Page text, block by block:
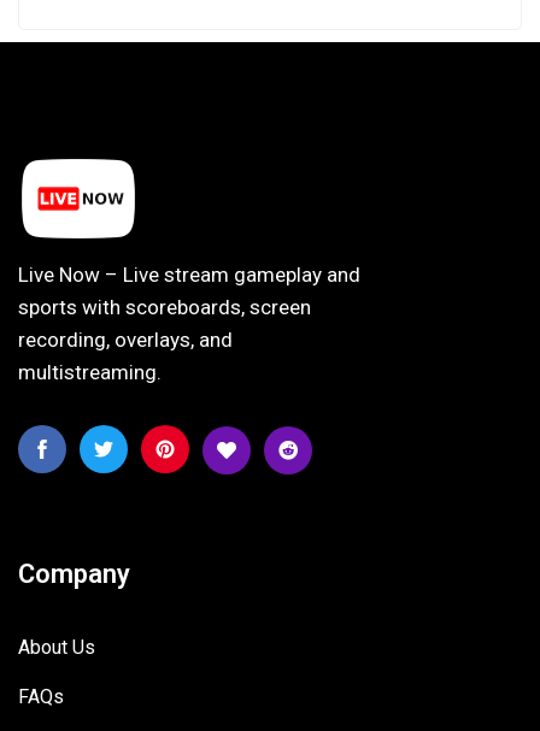
Live Now – Live stream gameplay and
sports with scoreboards, screen
recording, overlays, and
multistreaming.
Company
About Us
FAQs